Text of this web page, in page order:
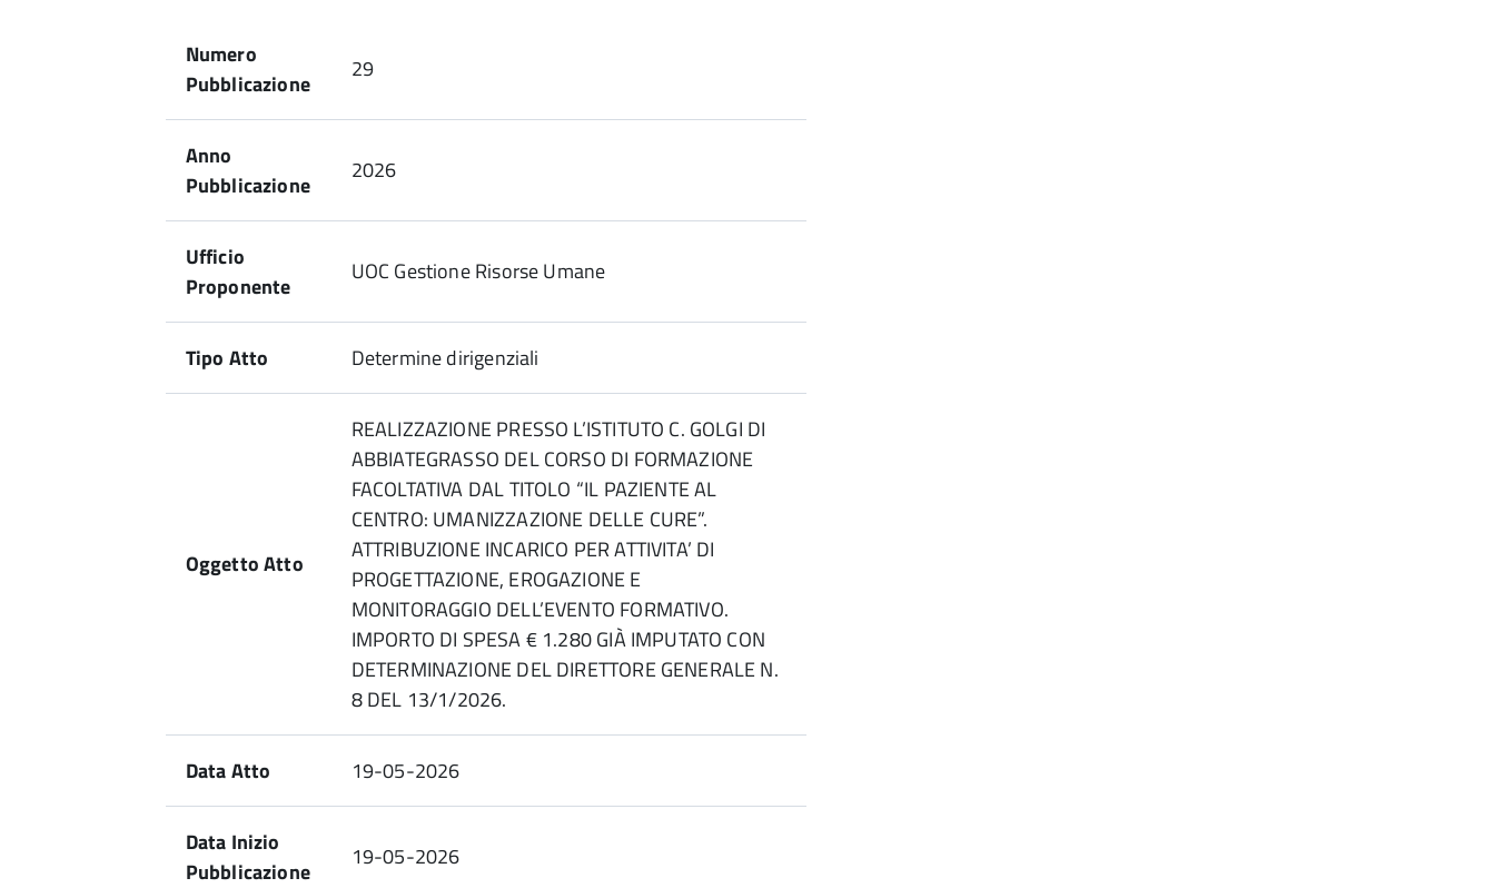
Numero
Pubblicazione
29
Anno
Pubblicazione
2026
Ufficio
Proponente
UOC Gestione Risorse Umane
Tipo Atto Determine dirigenziali
Oggetto Atto
REALIZZAZIONE PRESSO L’ISTITUTO C. GOLGI DI
ABBIATEGRASSO DEL CORSO DI FORMAZIONE
FACOLTATIVA DAL TITOLO “IL PAZIENTE AL
CENTRO: UMANIZZAZIONE DELLE CURE”.
ATTRIBUZIONE INCARICO PER ATTIVITA’ DI
PROGETTAZIONE, EROGAZIONE E
MONITORAGGIO DELL’EVENTO FORMATIVO.
IMPORTO DI SPESA € 1.280 GIÀ IMPUTATO CON
DETERMINAZIONE DEL DIRETTORE GENERALE N.
8 DEL 13/1/2026.
Data Atto 19-05-2026
Data Inizio
Pubblicazione
19-05-2026